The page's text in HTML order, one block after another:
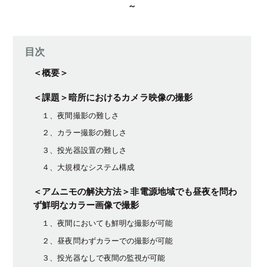
～
目次
＜概要＞
＜課題＞暗所におけるカメラ映像の撮影
１、夜間撮影の難しさ
２、カラー撮影の難しさ
３、投光器設置の難しさ
４、大規模なシステム構成
＜アムニモの解決方法＞非電源地域でも昼夜を問わ
ず鮮明なカラー画像で撮影
１、夜間においても鮮明な撮影が可能
２、昼夜問わずカラーでの撮影が可能
３、投光器なしで夜間の監視が可能